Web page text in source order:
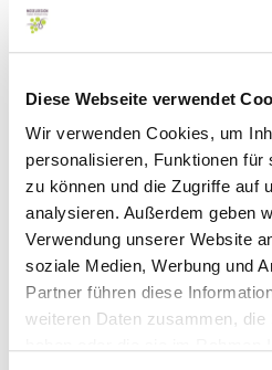
Diese Webseite verwendet
Wir verwenden Cookies, um
personalisieren, Funktionen für
zu können und die Zugriffe auf
analysieren. Außerdem geben
Verwendung unserer Website
soziale Medien, Werbung und
Partner führen diese
weiteren Daten zusammen, die
Entersburg
Bertricher Straße 2, 54538 Hontheim